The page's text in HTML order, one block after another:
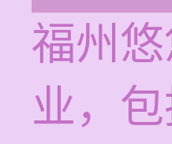
福州
业，